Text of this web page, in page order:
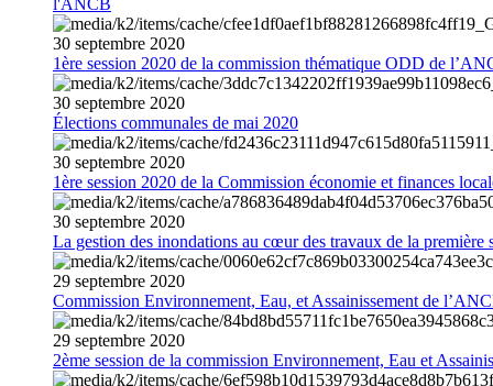
30 septembre 2020
1ère session 2020 de la commission thématique ODD de
30 septembre 2020
Élections communales de mai 2020
30 septembre 2020
1ère session 2020 de la Commission économie et finances
30 septembre 2020
La gestion des inondations au cœur des travaux de la première
29 septembre 2020
Commission Environnement, Eau, et Assainissement de
29 septembre 2020
2ème session de la commission Environnement, Eau et